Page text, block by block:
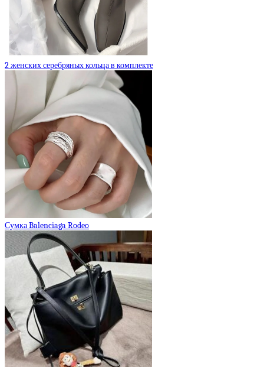
2 женских серебряных кольца в комплекте
Сумка Balenciaga Rodeo